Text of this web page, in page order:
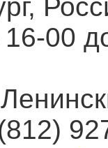
16-00